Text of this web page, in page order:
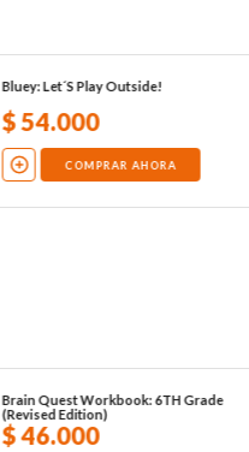
Bluey: Let´S Play Outside!
$54.000
COMPRAR AHORA
Brain Quest Workbook: 6TH Grade
(Revised Edition)
$46.000